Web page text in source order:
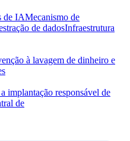
de IAMecanismo de
de dadosInfraestrutura
à lavagem de dinheiro e
implantação responsável de
de